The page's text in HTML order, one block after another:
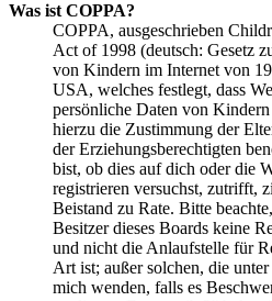
Was ist COPPA?
COPPA, ausgeschrieben
Act of 1998 (deutsch: Gesetz
von Kindern im Internet von
USA, welches festlegt, dass
persönliche Daten von Kindern
hierzu die Zustimmung der
der Erziehungsberechtigten
bist, ob dies auf dich oder die
registrieren versuchst, zutrifft,
Beistand zu Rate. Bitte
Besitzer dieses Boards keine
und nicht die Anlaufstelle für
Art ist; außer solchen, die
mich wenden, falls es